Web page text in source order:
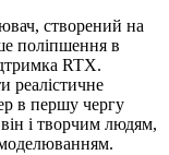
створений на
поліпшення в
RTX.
реалістичне
в першу чергу
і творчим людям,